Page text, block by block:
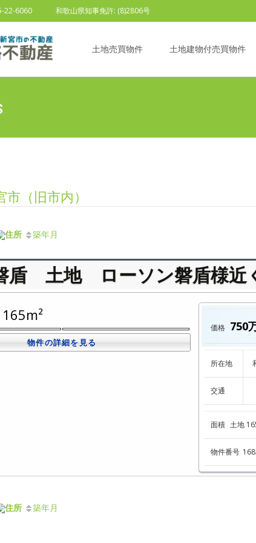
22-6060 和歌山県知事免許: (8)2806号
土地売買物件
土地建物付売買物件
（旧市内）
住所 築年月
盾 土地 ローソン磐盾様近
165m²
物件の詳細を見る
価格 750
所在地
交通
面積 土地
物件番号
住所 築年月